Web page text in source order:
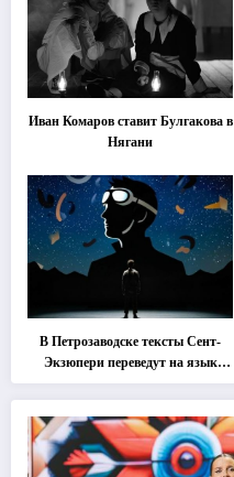
Иван Комаров ставит Булгакова в
Нягани
В Петрозаводске тексты Сент-
Экзюпери переведут на язык
современной хореографии